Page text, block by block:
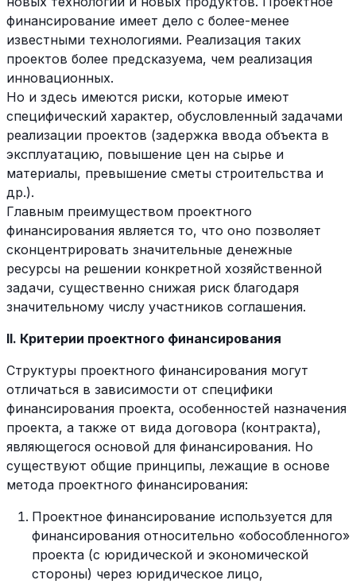
финансирование имеет дело с более-менее
известными технологиями. Реализация таких
проектов более предсказуема, чем реализация
инновационных.
Но и здесь имеются риски, которые имеют
специфический характер, обусловленный задачами
реализации проектов (задержка ввода объекта в
эксплуатацию, повышение цен на сырье и
материалы, превышение сметы строительства и
др.).
Главным преимуществом проектного
финансирования является то, что оно позволяет
сконцентрировать значительные денежные
ресурсы на решении конкретной хозяйственной
задачи, существенно снижая риск благодаря
значительному числу участников соглашения.
II. Критерии проектного финансирования
Структуры проектного финансирования могут
отличаться в зависимости от специфики
финансирования проекта, особенностей назначения
проекта, а также от вида договора (контракта),
являющегося основой для финансирования. Но
существуют общие принципы, лежащие в основе
метода проектного финансирования:
Проектное финансирование используется для
финансирования относительно «обособленного»
проекта (с юридической и экономической
стороны) через юридическое лицо,